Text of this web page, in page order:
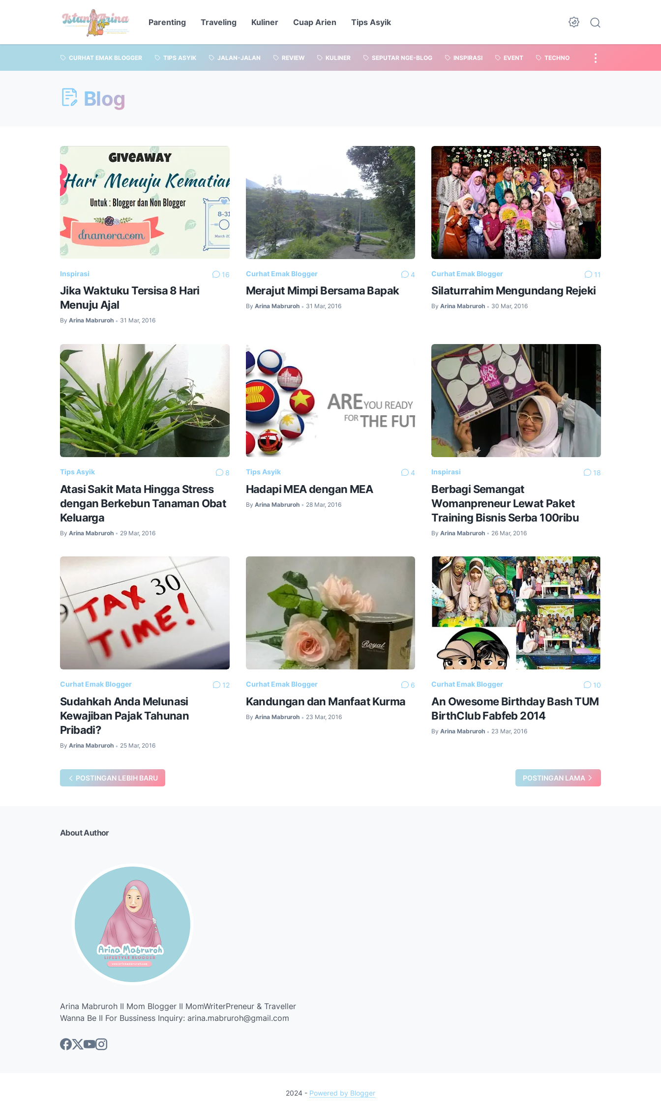
Parenting Traveling Kuliner Cuap Arien Tips Asyik
CURHAT EMAK BLOGGER TIPS ASYIK JALAN-JALAN REVIEW KULINER SEPUTAR NGE-BLOG INSPIRASI EVENT TECHNO
Blog
Inspirasi 16
Jika Waktuku Tersisa 8 Hari
Menuju Ajal
By Arina Mabruroh • 31 Mar, 2016
Curhat Emak Blogger 4
Merajut Mimpi Bersama Bapak
By Arina Mabruroh • 31 Mar, 2016
Curhat Emak Blogger 11
Silaturrahim Mengundang Rejeki
By Arina Mabruroh • 30 Mar, 2016
Tips Asyik 8
Atasi Sakit Mata Hingga Stress
dengan Berkebun Tanaman Obat
Keluarga
By Arina Mabruroh • 29 Mar, 2016
Tips Asyik 4
Hadapi MEA dengan MEA
By Arina Mabruroh • 28 Mar, 2016
Inspirasi 18
Berbagi Semangat
Womanpreneur Lewat Paket
Training Bisnis Serba 100ribu
By Arina Mabruroh • 26 Mar, 2016
Curhat Emak Blogger 12
Sudahkah Anda Melunasi
Kewajiban Pajak Tahunan
Pribadi?
By Arina Mabruroh • 25 Mar, 2016
Curhat Emak Blogger 6
Kandungan dan Manfaat Kurma
By Arina Mabruroh • 23 Mar, 2016
Curhat Emak Blogger 10
An Owesome Birthday Bash TUM
BirthClub Fabfeb 2014
By Arina Mabruroh • 23 Mar, 2016
POSTINGAN LEBIH BARU POSTINGAN LAMA
About Author
Arina Mabruroh II Mom Blogger II MomWriterPreneur & Traveller
Wanna Be II For Bussiness Inquiry: arina.mabruroh@gmail.com
2024 - Powered by Blogger